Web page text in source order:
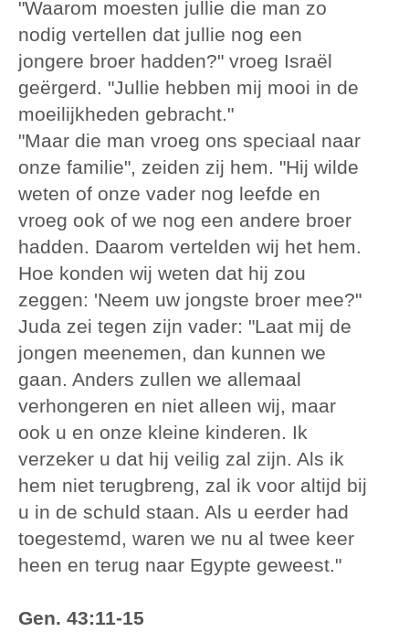
"Waarom moesten jullie die man zo
nodig vertellen dat jullie nog een
jongere broer hadden?" vroeg Israël
geërgerd. "Jullie hebben mij mooi in de
moeilijkheden gebracht."
"Maar die man vroeg ons speciaal naar
onze familie", zeiden zij hem. "Hij wilde
weten of onze vader nog leefde en
vroeg ook of we nog een andere broer
hadden. Daarom vertelden wij het hem.
Hoe konden wij weten dat hij zou
zeggen: 'Neem uw jongste broer mee?"
Juda zei tegen zijn vader: "Laat mij de
jongen meenemen, dan kunnen we
gaan. Anders zullen we allemaal
verhongeren en niet alleen wij, maar
ook u en onze kleine kinderen. Ik
verzeker u dat hij veilig zal zijn. Als ik
hem niet terugbreng, zal ik voor altijd bij
u in de schuld staan. Als u eerder had
toegestemd, waren we nu al twee keer
heen en terug naar Egypte geweest."
Gen. 43:11-15